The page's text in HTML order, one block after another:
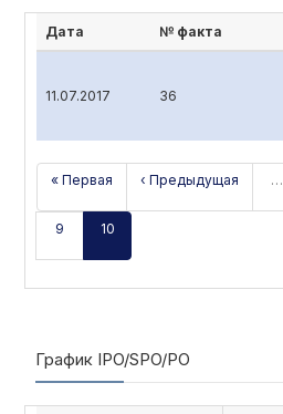
Дата № факта
11.07.2017 36
« Первая ‹ Предыдущая …
9 10
График IPO/SPO/PO